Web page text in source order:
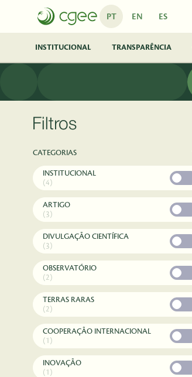
Pular para o Conteúdo principal
PT EN ES
INSTITUCIONAL TRANSPARÊNCIA
Filtros
CATEGORIAS
INSTITUCIONAL
(4)
ARTIGO
(3)
DIVULGAÇÃO CIENTÍFICA
(3)
OBSERVATÓRIO
(2)
TERRAS RARAS
(2)
COOPERAÇÃO INTERNACIONAL
(1)
INOVAÇÃO
(1)